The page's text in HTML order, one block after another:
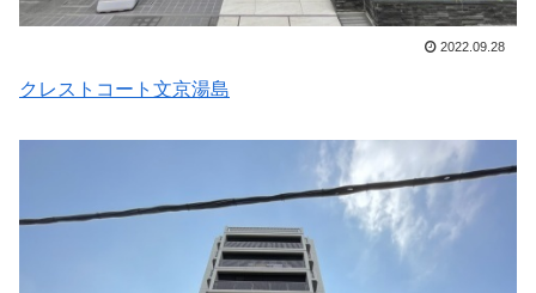
2022.09.28
クレストコート文京湯島